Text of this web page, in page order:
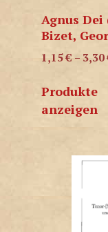
Agnus Dei
Bizet,
1,15€ – 3,30
Produkte
anzeigen